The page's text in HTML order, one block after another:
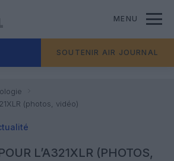
MENU
SOUTENIR AIR JOURNAL
(photos, vidéo)
L’A321XLR (PHOTOS,